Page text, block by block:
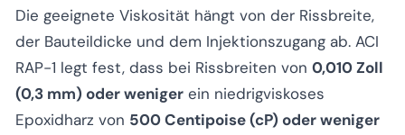
Die geeignete Viskosität hängt von der Rissbreite,
der Bauteildicke und dem Injektionszugang ab. ACI
RAP-1 legt fest, dass bei Rissbreiten von 0,010 Zoll
(0,3 mm) oder weniger ein niedrigviskoses
Epoxidharz von 500 Centipoise (cP) oder weniger